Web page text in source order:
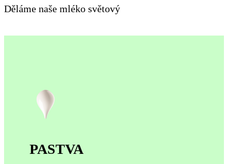
Děláme naše mléko světový
PASTVA